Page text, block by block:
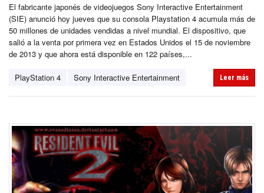
El fabricante japonés de videojuegos Sony Interactive Entertainment
(SIE) anunció hoy jueves que su consola Playstation 4 acumula más de
50 millones de unidades vendidas a nivel mundial. El dispositivo, que
salió a la venta por primera vez en Estados Unidos el 15 de noviembre
de 2013 y que ahora está disponible en 122 países,...
PlayStation 4 Sony Interactive Entertainment Leer más